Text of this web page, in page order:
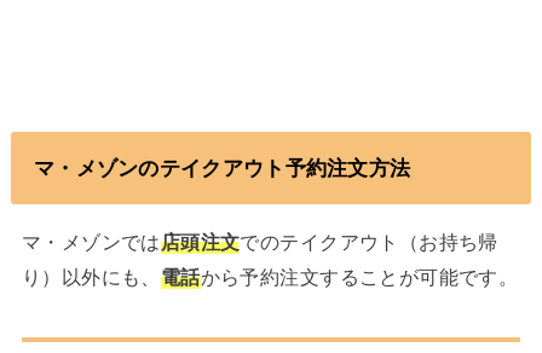
マ・メゾンのテイクアウト予約注文方法
マ・メゾンでは店頭注文でのテイクアウト（お持ち帰
り）以外にも、 電話から予約注文することが可能です。